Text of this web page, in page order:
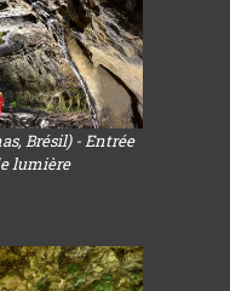
Brésil) - Entrée
lumière